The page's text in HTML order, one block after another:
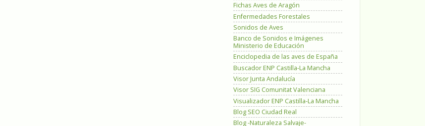
Fichas Aves de Aragón
Enfermedades Forestales
Sonidos de Aves
Banco de Sonidos e Imágenes
Ministerio de Educación
Enciclopedia de las aves de España
Buscador ENP Castilla-La Mancha
Visor Junta Andalucía
Visor SIG Comunitat Valenciana
Visualizador ENP Castilla-La Mancha
Blog SEO Ciudad Real
Blog -Naturaleza Salvaje-